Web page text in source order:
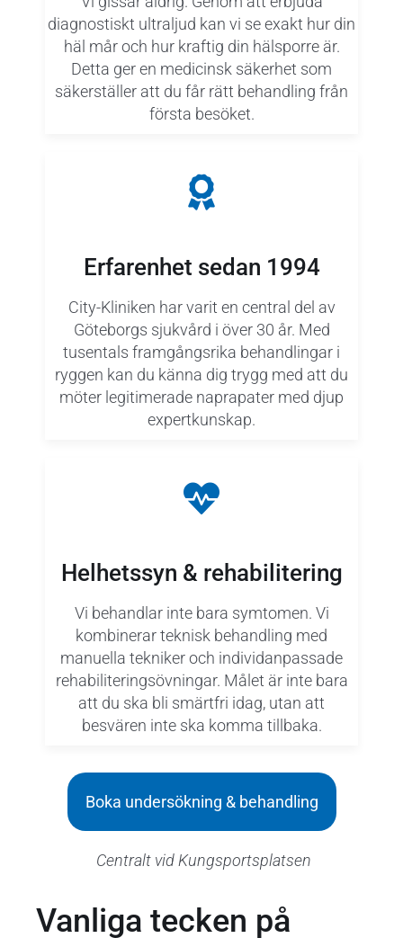
diagnostiskt ultraljud kan vi se exakt hur din
häl mår och hur kraftig din hälsporre är.
Detta ger en medicinsk säkerhet som
säkerställer att du får rätt behandling från
första besöket.
Erfarenhet sedan 1994
City-Kliniken har varit en central del av
Göteborgs sjukvård i över 30 år. Med
tusentals framgångsrika behandlingar i
ryggen kan du känna dig trygg med att du
möter legitimerade naprapater med djup
expertkunskap.
Helhetssyn & rehabilitering
Vi behandlar inte bara symtomen. Vi
kombinerar teknisk behandling med
manuella tekniker och individanpassade
rehabiliteringsövningar. Målet är inte bara
att du ska bli smärtfri idag, utan att
besvären inte ska komma tillbaka.
Boka undersökning & behandling
Centralt vid Kungsportsplatsen
Vanliga tecken på